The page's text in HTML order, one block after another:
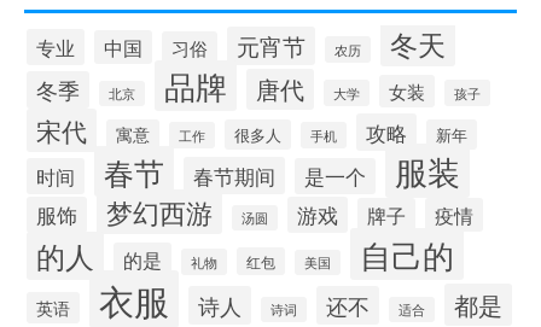
专业 中国 习俗 元宵节 农历 冬天
冬季 北京 品牌 唐代 大学 女装 孩子
宋代 寓意 工作 很多人 手机 攻略 新年
时间 春节 春节期间 是一个 服装
服饰 梦幻西游 汤圆 游戏 牌子 疫情
的人 的是 礼物 红包 美国 自己的
英语 衣服 诗人 诗词 还不 适合 都是